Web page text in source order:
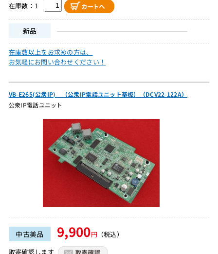
在庫数：1
新品
在庫数以上をお求めの方は、
お気軽にお問い合わせください！
VB-E265(公衆IP) （公衆IP電話ユニット基板）（DCV22-122A）
公衆IP電話ユニット
中古美品 9,900円 （税込）
取寄確認します